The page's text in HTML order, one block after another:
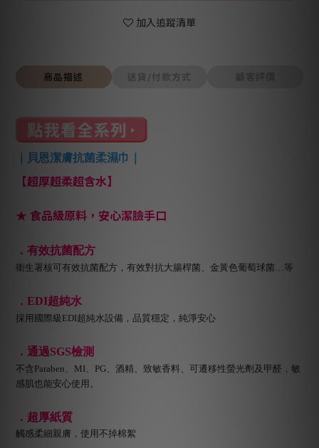
加入追蹤清單
商品描述 送貨/付款方式
｜貝恩潔膚抗菌柔濕巾｜
【超厚超柔超含水】
★ 食品級原料，安心潔臉手口
．有效抗菌配方
衛生署核可有效抗菌配方，有效對抗大腸桿菌、金黃色葡萄球菌…等
．EDI超純水
採用國際級EDI超純水設備，品質穩定，純淨安心
．通過SGS檢測
不含Paraben、MI、PG、酒精、致敏香料、可遷移性螢光劑及甲醛，敏
感肌也能安心使用。
．超厚紙質
觸感柔細親膚，使用不掉棉絮